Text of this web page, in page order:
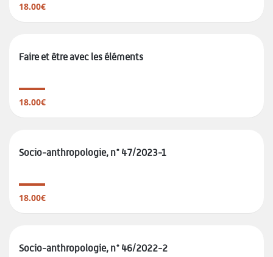
18.00€
Faire et être avec les éléments
18.00€
Socio-anthropologie, n° 47/2023-1
18.00€
Socio-anthropologie, n° 46/2022-2